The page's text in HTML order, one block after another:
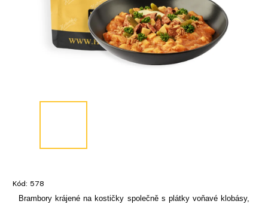
Kód: 578
Brambory krájené na kostičky společně s plátky voňavé klobásy,